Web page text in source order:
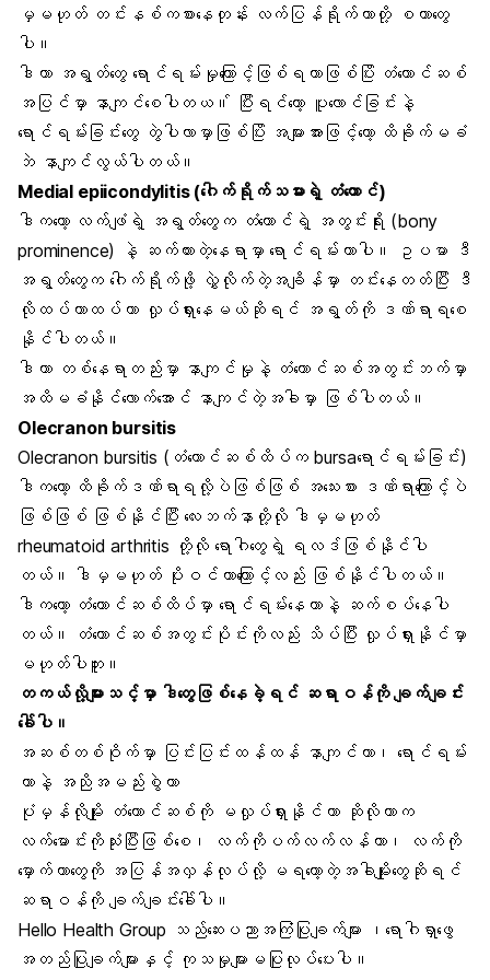
မှမဟုတ် တင်းနစ်ကစားနေတုန်း လက်ပြန်ရိုက်တာတို့ စတာတွေ
ပါ။
ဒါဟာ အရွတ်တွေ ရောင်ရမ်းမှုကြောင့်ဖြစ်ရတာဖြစ်ပြိး တံတောင်ဆစ်
အပြင်မှာ နာကျင်စေပါတယ။် ပြီးရင်တော့ ပူလောင်ခြင်းနဲ့
ရောင်ရမ်းခြင်းတွေ တွဲပါလာမှာဖြစ်ပြိး အများအားဖြင့်တော့ ထိခိုက်မခံ
ဘဲ နာကျင်လွယ်ပါတယ်။
Medial epiicondylitis (ဂေါက်ရိုက်သမားရဲ့ တံတောင်)
ဒါကတော့ လက်ဖျံရဲ့ အရွတ်တွေက တံတောင်ရဲ့ အတွင်းရိုး (bony
prominence) နဲ့ ဆက်ထားတဲ့နေရာမှာ ရောင်ရမ်းတာပါ။ ဥပမာ ဒီ
အရွတ်တွေက ဂေါက်ရိုက်ဖို့ လွှဲလိုက်တဲ့အချိန်မှာ တင်းနေတတ်ပြီး ဒီ
လိုထပ်ကာထပ်ကာ လှုပ်ရှားနေမယ်ဆိုရင် အရွတ်ကို ဒဏ်ရာရစေ
နိုင်ပါတယ်။
ဒါဟာ တစ်နေရာတည်းမှာ နာကျင်မှုနဲ့ တံတောင်ဆစ်အတွင်းဘက်မှာ
အထိမခံနိုင်လောက်အောင် နာကျင်တဲ့အခါမှာ ဖြစ်ပါတယ်။
Olecranon bursitis
Olecranon bursitis (တံတောင်ဆစ်ထိပ်က bursaရောင်ရမ်းခြင်း)
ဒါကတော့ ထိခိုက်ဒဏ်ရာရလို့ပဲဖြစ်ဖြစ် အသေးစား ဒဏ်ရာကြောင့်ပဲ
ဖြစ်ဖြစ် ဖြစ်နိုင်ပြီး လေးဘက်နာတို့လို ဒါမှမဟုတ်
rheumatoid arthritis တို့လို ရောဂါတွေရဲ့ ရလဒ်ဖြစ်နိုင်ပါ
တယ်။ ဒါမှမဟုတ် ပိုးဝင်တာကြောင့်လည်း ဖြစ်နိုင်ပါတယ်။
ဒါကတော့ တံတောင်ဆစ်ထိပ်မှာ ရောင်ရမ်းနေတာနဲ့ ဆက်စပ်နေပါ
တယ်။ တံတောင်ဆစ်အတွင်းပိုင်းကိုလည်း သိပ်ပြီး လှုပ်ရှားနိုင်မှာ
မဟုတ်ပါဘူး။
တကယ်လို့များသင့်မှာ ဒါတွေဖြစ်နေခဲ့ရင် ဆရာဝန်ကို ချက်ချင်း
ခေါ်ပါ။
အဆစ်တစ်ဝိုက်မှာ ပြင်းပြင်းထန်ထန် နာကျင်တာ၊ ရောင်ရမ်း
တာနဲ့ အညိုအမည်းစွဲတာ
ပုံမှန်လိုမျိုး တံတောင်ဆစ်ကို မလှုပ်ရှားနိုင်တာ ဆိုလိုတာက
လက်မောင်းကိုသုံးပြီးဖြစ်စေ၊ လက်ကိုပက်လက်လန်တာ၊ လက်ကို
မှောက်တာတွေကို အပြန်အလှန်လုပ်လို့ မရတော့တဲ့အခါမျိုးတွေဆိုရင်
ဆရာဝန်ကို ချက်ချင်းခေါ်ပါ။
Hello Health Group သည်ဆေးပညာအကြံပြုချက်များ ၊ရောဂါရှာဖွေ
အတည်ပြုချက်များနှင့် ကုသမှုများမပြုလုပ်ပေးပါ။